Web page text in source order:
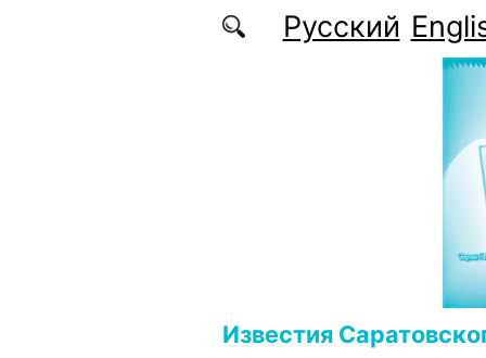
Перейти к основному содержаниюРусский
Известия